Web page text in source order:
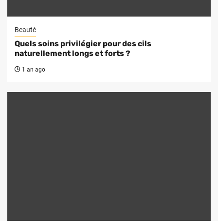
Beauté
Quels soins privilégier pour des cils
naturellement longs et forts ?
1 an ago